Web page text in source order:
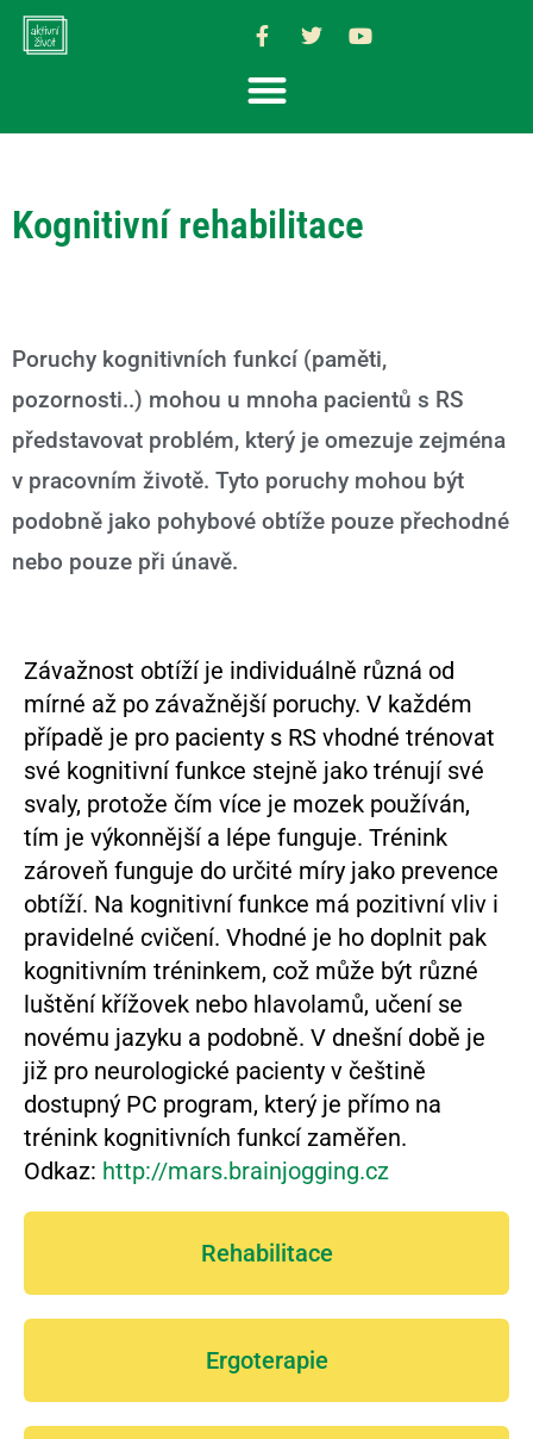
Kognitivní rehabilitace
Poruchy kognitivních funkcí (paměti,
pozornosti..) mohou u mnoha pacientů s RS
představovat problém, který je omezuje zejména
v pracovním životě. Tyto poruchy mohou být
podobně jako pohybové obtíže pouze přechodné
nebo pouze při únavě.
Závažnost obtíží je individuálně různá od
mírné až po závažnější poruchy. V každém
případě je pro pacienty s RS vhodné trénovat
své kognitivní funkce stejně jako trénují své
svaly, protože čím více je mozek používán,
tím je výkonnější a lépe funguje. Trénink
zároveň funguje do určité míry jako prevence
obtíží. Na kognitivní funkce má pozitivní vliv i
pravidelné cvičení. Vhodné je ho doplnit pak
kognitivním tréninkem, což může být různé
luštění křížovek nebo hlavolamů, učení se
novému jazyku a podobně. V dnešní době je
již pro neurologické pacienty v češtině
dostupný PC program, který je přímo na
trénink kognitivních funkcí zaměřen.
Odkaz: http://mars.brainjogging.cz
Rehabilitace
Ergoterapie